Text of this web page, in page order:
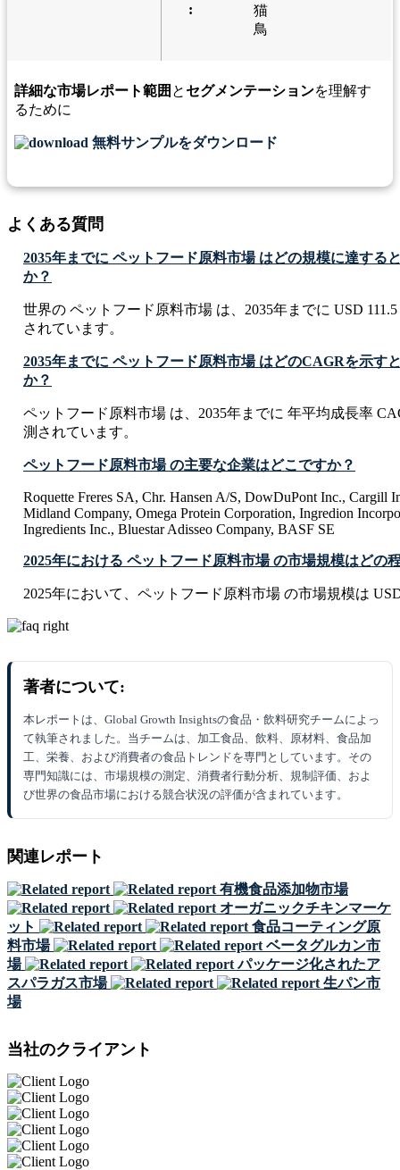
:
猫
鳥
詳細な市場レポート範囲 と セグメンテーションを理解す
るために
無料サンプルをダウンロード
よくある質問
2035年までに ペットフード原料市場 はどの規模に達する
か？
世界の ペットフード原料市場 は、2035年までに USD
されています。
2035年までに ペットフード原料市場 はどのCAGRを示す
か？
ペットフード原料市場 は、2035年までに 年平均成長率
測されています。
ペットフード原料市場 の主要な企業はどこですか？
Roquette Freres SA, Chr. Hansen A/S, DowDuPont Inc., Cargill
Midland Company, Omega Protein Corporation, Ingredion
Ingredients Inc., Bluestar Adisseo Company, BASF SE
2025年における ペットフード原料市場 の市場規模はどの
2025年において、ペットフード原料市場 の市場規模は
著者について:
本レポートは、Global Growth Insightsの食品・飲料研究チームによっ
て執筆されました。当チームは、加工食品、飲料、原材料、食品加
工、栄養、および消費者の食品トレンドを専門としています。その
専門知識には、市場規模の測定、消費者行動分析、規制評価、およ
び世界の食品市場における競合状況の評価が含まれています。
関連レポート
有機食品添加物市場
オーガニックチキンマーケ
ット
食品コーティング原
料市場
ベータグルカン市
場
パッケージ化されたア
スパラガス市場
生パン市
場
当社のクライアント